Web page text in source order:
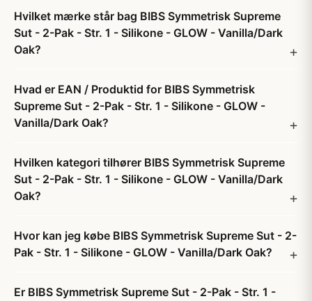
Hvilket mærke står bag BIBS Symmetrisk Supreme
Sut - 2-Pak - Str. 1 - Silikone - GLOW - Vanilla/Dark
Oak?
Hvad er EAN / Produktid for BIBS Symmetrisk
Supreme Sut - 2-Pak - Str. 1 - Silikone - GLOW -
Vanilla/Dark Oak?
Hvilken kategori tilhører BIBS Symmetrisk Supreme
Sut - 2-Pak - Str. 1 - Silikone - GLOW - Vanilla/Dark
Oak?
Hvor kan jeg købe BIBS Symmetrisk Supreme Sut - 2-
Pak - Str. 1 - Silikone - GLOW - Vanilla/Dark Oak?
Er BIBS Symmetrisk Supreme Sut - 2-Pak - Str. 1 -